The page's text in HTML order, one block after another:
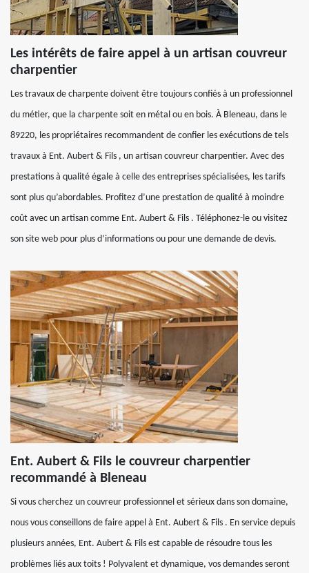
Les intérêts de faire appel à un artisan couvreur
charpentier
Les travaux de charpente doivent être toujours confiés à un professionnel
du métier, que la charpente soit en métal ou en bois. À Bleneau, dans le
89220, les propriétaires recommandent de confier les exécutions de tels
travaux à Ent. Aubert & Fils , un artisan couvreur charpentier. Avec des
prestations à qualité égale à celle des entreprises spécialisées, les tarifs
sont plus qu’abordables. Profitez d’une prestation de qualité à moindre
coût avec un artisan comme Ent. Aubert & Fils . Téléphonez-le ou visitez
son site web pour plus d’informations ou pour une demande de devis.
Ent. Aubert & Fils le couvreur charpentier
recommandé à Bleneau
Si vous cherchez un couvreur professionnel et sérieux dans son domaine,
nous vous conseillons de faire appel à Ent. Aubert & Fils . En service depuis
plusieurs années, Ent. Aubert & Fils est capable de résoudre tous les
problèmes liés aux toits ! Polyvalent et dynamique, vos demandes seront